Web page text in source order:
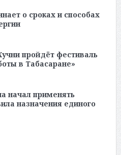
о сроках и способах
пройдёт фестиваль
в Табасаране»
начал применять
назначения единого